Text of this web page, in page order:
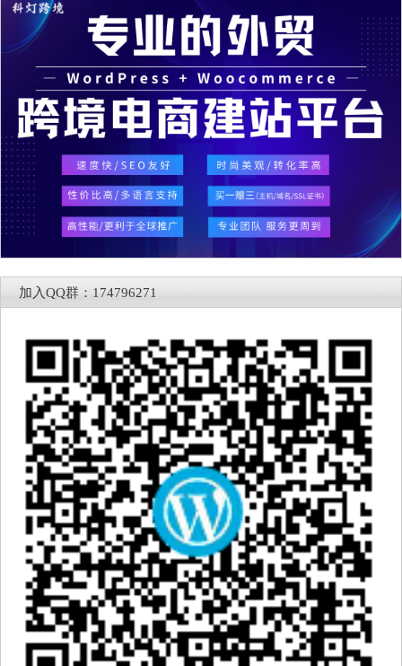
加入QQ群：174796271